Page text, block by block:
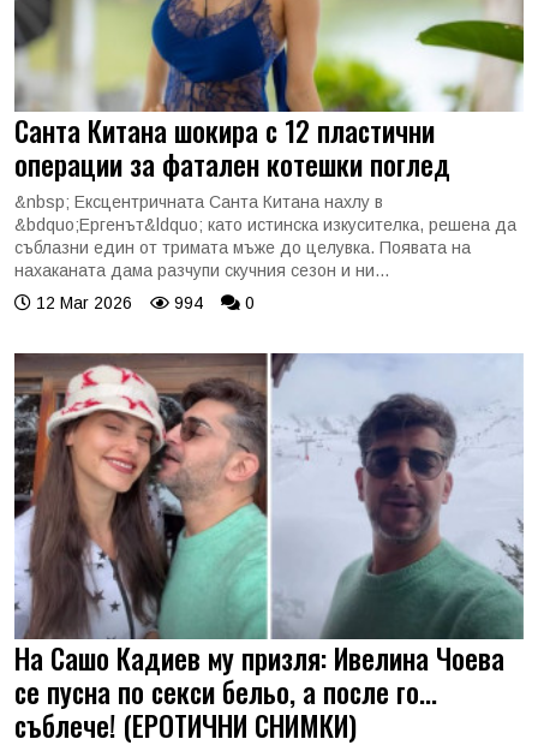
Санта Китана шокира с 12 пластични
операции за фатален котешки поглед
&nbsp; Ексцентричната Санта Китана нахлу в
&bdquo;Ергенът&ldquo; като истинска изкусителка, решена да
съблазни един от тримата мъже до целувка. Появата на
нахаканата дама разчупи скучния сезон и ни...
12 Mar 2026
994 0
На Сашо Кадиев му призля: Ивелина Чоева
се пусна по секси бельо, а после го...
съблече! (ЕРОТИЧНИ СНИМКИ)